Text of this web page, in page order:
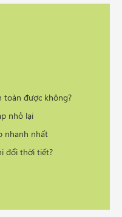
đổi thời tiết?
đầu
toàn được không?
nhỏ lại
nhanh nhất
đổi thời tiết?